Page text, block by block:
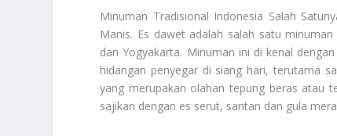
Minuman Tradisional Indonesia Salah
Manis. Es dawet adalah salah satu
dan Yogyakarta. Minuman ini di kenal
hidangan penyegar di siang hari, terutama
yang merupakan olahan tepung beras atau
sajikan dengan es serut, santan dan gula